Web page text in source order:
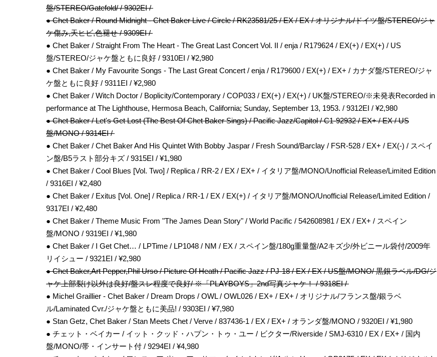
盤/STEREO/Gatefold/ / 9302EI /
● Chet Baker / Round Midnight - Chet Baker Live / Circle / RK23581/25 / EX / EX / オリジナル/ドイツ盤/STEREO/ジャ
ケ傷み,天ヒビ,色褪せ / 9309EI /
● Chet Baker / Straight From The Heart - The Great Last Concert Vol. II / enja / R179624 / EX(+) / EX(+) / US
盤/STEREO/ジャケ盤ともに良好 / 9310EI / ¥2,980
● Chet Baker / My Favourite Songs - The Last Great Concert / enja / R179600 / EX(+) / EX+ / カナダ盤/STEREO/ジャ
ケ盤ともに良好 / 9311EI / ¥2,980
● Chet Baker / Witch Doctor / Boplicity/Contemporary / COP033 / EX(+) / EX(+) / UK盤/STEREO/※未発表Recorded in
performance at The Lighthouse, Hermosa Beach, California; Sunday, September 13, 1953. / 9312EI / ¥2,980
● Chet Baker / Let's Get Lost (The Best Of Chet Baker Sings) / Pacific Jazz/Capitol / C1-92932 / EX+ / EX / US
盤/MONO / 9314EI /
● Chet Baker / Chet Baker And His Quintet With Bobby Jaspar / Fresh Sound/Barclay / FSR-528 / EX+ / EX(-) / スペイ
ン盤/B5ラスト部分キズ / 9315EI / ¥1,980
● Chet Baker / Cool Blues [Vol. Two] / Replica / RR-2 / EX / EX+ / イタリア盤/MONO/Unofficial Release/Limited Edition
/ 9316EI / ¥2,480
● Chet Baker / Exitus [Vol. One] / Replica / RR-1 / EX / EX(+) / イタリア盤/MONO/Unofficial Release/Limited Edition /
9317EI / ¥2,480
● Chet Baker / Theme Music From "The James Dean Story" / World Pacific / 542608981 / EX / EX+ / スペイン
盤/MONO / 9319EI / ¥1,980
● Chet Baker / I Get Chet… / LPTime / LP1048 / NM / EX / スペイン盤/180g重量盤/A2キズ少/外ビニール袋付/2009年
リイシュー / 9321EI / ¥2,980
● Chet Baker,Art Pepper,Phil Urso / Picture Of Heath / Pacific Jazz / PJ-18 / EX / EX / US盤/MONO/ 黒銀ラベル/DG/ジ
ャケ上部裂け以外は良好/盤スレ程度で良好/ ※「PLAYBOYS」2nd写真ジャケ！ / 9318EI /
● Michel Graillier - Chet Baker / Dream Drops / OWL / OWL026 / EX+ / EX+ / オリジナル/フランス盤/銀ラベ
ル/Laminated Cvr./ジャケ盤ともに美品! / 9303EI / ¥7,980
● Stan Getz, Chet Baker / Stan Meets Chet / Verve / 837436-1 / EX / EX+ / オランダ盤/MONO / 9320EI / ¥1,980
● チェット・ベイカー / イット・クッド・ハプン・トゥ・ユー / ビクター/Riverside / SMJ-6310 / EX / EX+ / 国内
盤/MONO/帯・インサート付 / 9294EI / ¥4,980